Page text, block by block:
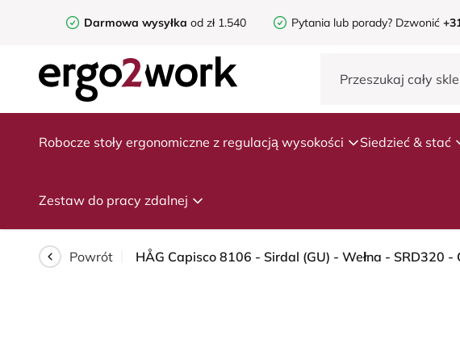
Darmowa wysyłka od zł 1.540 Pytania lub porady? Dzwonić
Robocze stoły ergonomiczne z regulacją wysokości Siedzieć & stać
Zestaw do pracy zdalnej
Powrót HÅG Capisco 8106 - Sirdal (GU) - Wełna - SRD320